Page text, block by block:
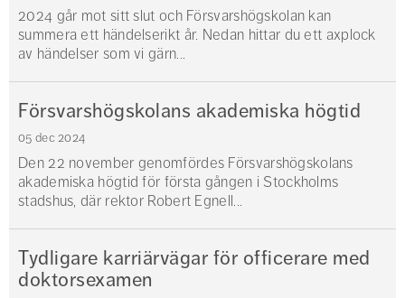
2024 går mot sitt slut och Försvarshögskolan kan
summera ett händelserikt år. Nedan hittar du ett axplock
av händelser som vi gärn...
Försvarshögskolans akademiska högtid
05 dec 2024
Den 22 november genomfördes Försvarshögskolans
akademiska högtid för första gången i Stockholms
stadshus, där rektor Robert Egnell...
Tydligare karriärvägar för officerare med
doktorsexamen